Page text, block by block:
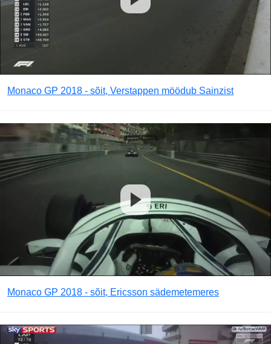
Monaco GP 2018 - sõit, Verstappen möödub Sainzist
Monaco GP 2018 - sõit, Ericsson sädemetemeres